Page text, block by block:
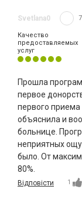
Svetlana0
Качество
предоставляемых
услуг
Прошла
первое
первого
объяснила и
больнице.
неприятных
было. От
80%.
Відповісти 1